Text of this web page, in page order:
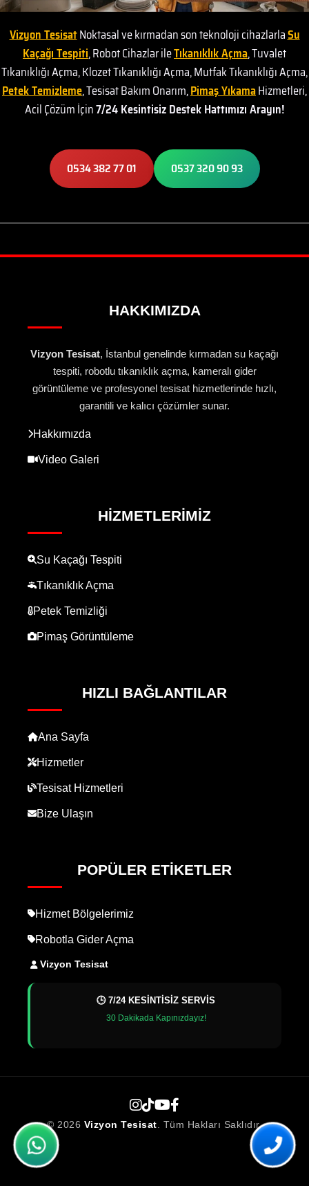
Vizyon TesisatNoktasal ve kırmadan son teknoloji cihazlarlaSu
Kaçağı Tespiti, Robot Cihazlar ileTıkanıklık Açma, Tuvalet
Tıkanıklığı Açma, Klozet Tıkanıklığı Açma, Mutfak Tıkanıklığı Açma,
Petek Temizleme, Tesisat Bakım Onarım,Pimaş YıkamaHizmetleri,
Acil Çözüm İçin7/24 Kesintisiz Destek Hattımızı Arayın!
0534 382 77 01 0537 320 90 93
HAKKIMIZDA
Vizyon Tesisat, İstanbul genelinde kırmadan su kaçağı
tespiti, robotlu tıkanıklık açma, kameralı gider
görüntüleme ve profesyonel tesisat hizmetlerinde hızlı,
garantili ve kalıcı çözümler sunar.
Hakkımızda
Video Galeri
HIZMETLERIMIZ
Su Kaçağı Tespiti
Tıkanıklık Açma
Petek Temizliği
Pimaş Görüntüleme
HIZLI BAĞLANTILAR
Ana Sayfa
Hizmetler
Tesisat Hizmetleri
Bize Ulaşın
POPÜLER ETIKETLER
Hizmet Bölgelerimiz
Robotla Gider Açma
Vizyon Tesisat
🕒 7/24 KESİNTİSİZ SERVİS
30 Dakikada Kapınızdayız!
© 2026 Vizyon Tesisat. Tüm Hakları Saklıdır.